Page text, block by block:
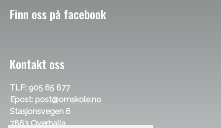
Finn oss på facebook
Kontakt oss
TLF: 905 65 677
Epost: post@omskole.no
Stasjonsvegen 6
7863 Overhalla